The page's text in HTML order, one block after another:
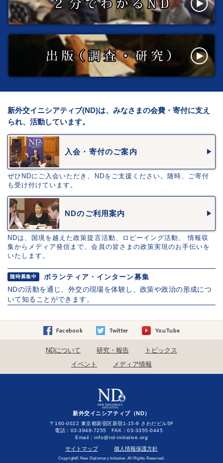
新外交イニシアティブ(ND)は、みなさまの会費・寄付に支え
られ、活動しています。
入会・寄付のご案内
ぜひNDにご入会いただき、NDをご支援ください。随時、ご寄付
も受け付けています。
NDのご利用案内
NDは、国境を越えた政策提言活動、ロビーイング活動、 情報収
集からメディア発信まで、会員の皆さまの政策実現のお手伝いを
いたします。
随時募集中
ボランティア・インターン募集
NDの活動を通じ、外交の現場を体験し、政策や政治の形成につ
いて知ることができます。
Facebook Twitter YouTube
NDについて 研究・報告
トピックス
イベント
メディア情報
新外交イニシアティブ（ND）
〒160-0022 東京都新宿区新宿1-15-9 さわだビル5F
電話：03-3948-7255 FAX：03-3355-0445
Email：
サイトマップ 個人情報保護方針
Copyright© New Diplomacy Initiative. All Rights Reserved.